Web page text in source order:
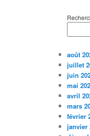
août
juillet
juin
mai
avril
mars
février
janvier